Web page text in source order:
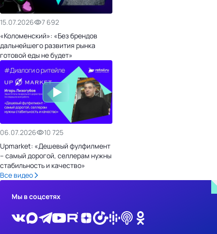
15.07.2026
7 692
«Коломенский»: «Без брендов
дальнейшего развития рынка
готовой еды не будет»
06.07.2026
10 725
Upmarket: «Дешевый фулфилмент
– самый дорогой, селлерам нужны
стабильность и качество»
Все видео
Мы в соцсетях